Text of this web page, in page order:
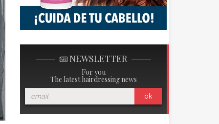
NEWSLETTER
For you
The latest hairdressing news
ok